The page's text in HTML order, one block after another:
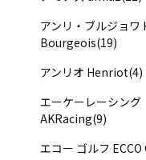
アンリ・ブルジョワ
Bourgeois(19)
アンリオ Henriot(4)
エーケーレーシング
AKRacing(9)
エコー ゴルフ ECCO